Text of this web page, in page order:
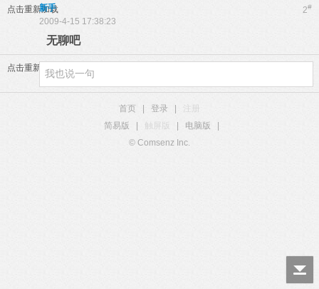
点击重新加载 2#
新手
2009-4-15 17:38:23
无聊吧
点击重新加载
首页 登录
注册
简易版
触屏版 电脑版
© Comsenz Inc.